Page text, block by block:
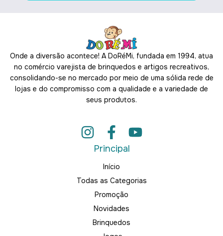
Onde a diversão acontece! A DoRéMi, fundada em 1994, atua
no comércio varejista de brinquedos e artigos recreativos,
consolidando-se no mercado por meio de uma sólida rede de
lojas e do compromisso com a qualidade e a variedade de
seus produtos.
Principal
Início
Todas as Categorias
Promoção
Novidades
Brinquedos